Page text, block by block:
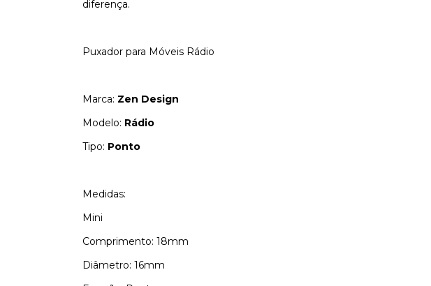
diferença.
Puxador para Móveis Rádio
Marca: Zen Design
Modelo: Rádio
Tipo: Ponto
Medidas:
Mini
Comprimento: 18mm
Diâmetro: 16mm